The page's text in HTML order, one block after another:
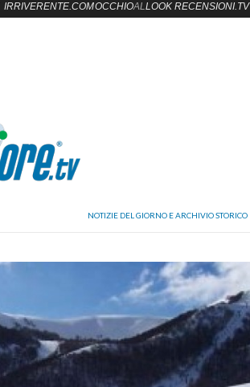
IRRIVERENTE.COMOCCHIOALLOOK RECENSIONI.TV